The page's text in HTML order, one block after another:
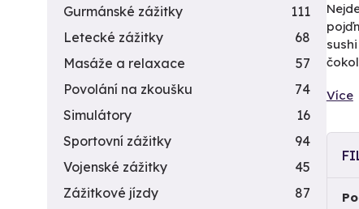
Více
Gurmánské zážitky
111
Letecké zážitky
68
Masáže a relaxace
57
Povolání na zkoušku
74
Simulátory
16
Sportovní zážitky
94
Vojenské zážitky
45
Zážitkové jízdy
87